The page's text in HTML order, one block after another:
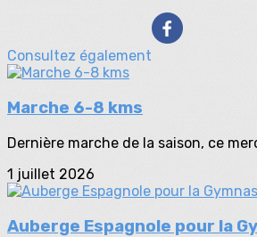
Consultez également
Marche 6-8 kms
Dernière marche de la saison, ce
1 juillet 2026
Auberge Espagnole pour la